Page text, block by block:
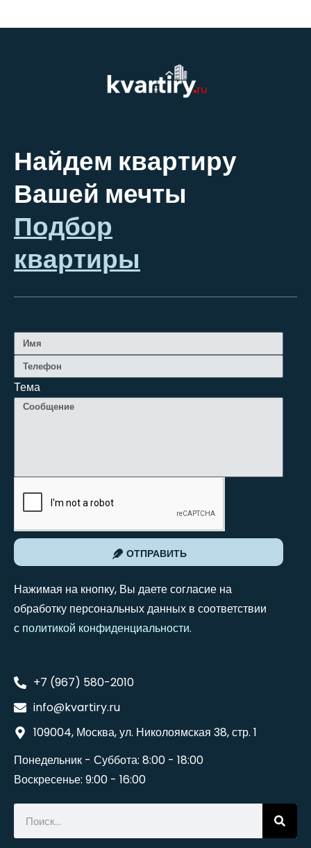
Найдем квартиру
Вашей мечты
Подбор
квартиры
Тема
ОТПРАВИТЬ
Нажимая на кнопку, Вы даете согласие на
обработку персональных данных в соответствии
с политикой конфиденциальности.
+7 (967) 580-2010
info@kvartiry.ru
109004, Москва, ул. Николоямская 38, стр. 1
Понедельник - Суббота: 8:00 - 18:00
Воскресенье: 9:00 - 16:00